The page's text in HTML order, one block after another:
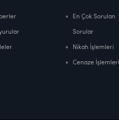
En Çok Sorulan
Sorular
Nikah İşlemleri
Cenaze İşlemleri